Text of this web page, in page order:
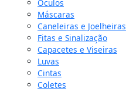
Óculos
Máscaras
Caneleiras e Joelheiras
Fitas e Sinalização
Capacetes e Viseiras
Luvas
Cintas
Coletes